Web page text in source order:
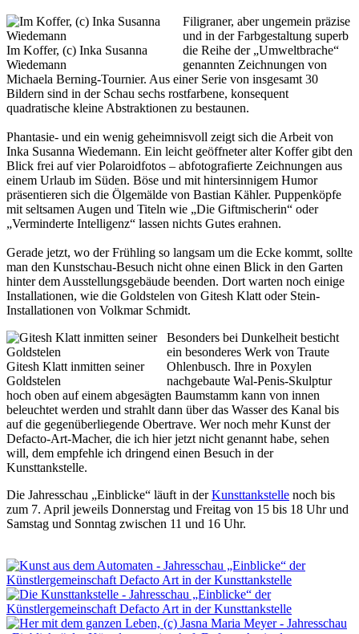
Im Koffer, (c) Inka Susanna
Wiedemann
Filigraner, aber ungemein präzise
und in der Farbgestaltung superb
die Reihe der „Umweltbrache“
genannten Zeichnungen von
Michaela Berning-Tournier. Aus einer Serie von insgesamt 30
Bildern sind in der Schau sechs rostfarbene, konsequent
quadratische kleine Abstraktionen zu bestaunen.
Phantasie- und ein wenig geheimnisvoll zeigt sich die Arbeit von
Inka Susanna Wiedemann. Ein leicht geöffneter alter Koffer gibt den
Blick frei auf vier Polaroidfotos – abfotografierte Zeichnungen aus
einem Urlaub im Süden. Böse und mit hintersinnigem Humor
präsentieren sich die Ölgemälde von Bastian Kähler. Puppenköpfe
mit seltsamen Augen und Titeln wie „Die Giftmischerin“ oder
„Verminderte Intelligenz“ lassen nichts Gutes erahnen.
Gerade jetzt, wo der Frühling so langsam um die Ecke kommt, sollte
man den Kunstschau-Besuch nicht ohne einen Blick in den Garten
hinter dem Ausstellungsgebäude beenden. Dort warten noch einige
Installationen, wie die Goldstelen von Gitesh Klatt oder Stein-
Installationen von Volkmar Schmidt.
Gitesh Klatt inmitten seiner
Goldstelen
Besonders bei Dunkelheit besticht
ein besonderes Werk von Traute
Ohlenbusch. Ihre in Poxylen
nachgebaute Wal-Penis-Skulptur
hoch oben auf einem abgesägten Baumstamm kann von innen
beleuchtet werden und strahlt dann über das Wasser des Kanal bis
auf die gegenüberliegende Obertrave. Wer noch mehr Kunst der
Defacto-Art-Macher, die ich hier jetzt nicht genannt habe, sehen
will, dem empfehle ich dringend einen Besuch in der
Kunsttankstelle.
Die Jahresschau „Einblicke“ läuft in derKunsttankstelle noch bis
zum 7. April jeweils Donnerstag und Freitag von 15 bis 18 Uhr und
Samstag und Sonntag zwischen 11 und 16 Uhr.